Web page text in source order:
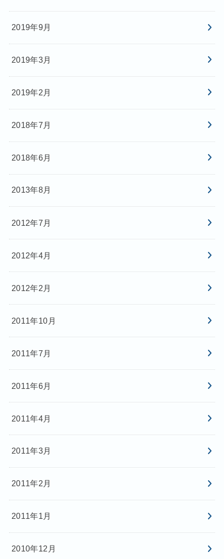
2019年9月
2019年3月
2019年2月
2018年7月
2018年6月
2013年8月
2012年7月
2012年4月
2012年2月
2011年10月
2011年7月
2011年6月
2011年4月
2011年3月
2011年2月
2011年1月
2010年12月